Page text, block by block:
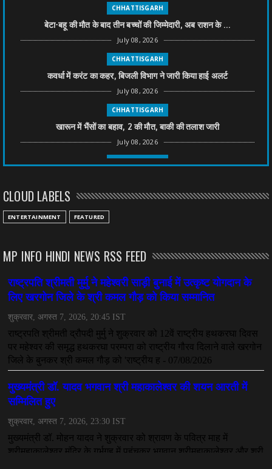
CHHATTISGARH
बेटा-बहू की मौत के बाद तीन बच्चों की जिम्मेदारी, अब राशन के ...
July 08, 2026
CHHATTISGARH
कवर्धा में करंट का कहर, बिजली विभाग ने जारी किया हाई अलर्ट
July 08, 2026
CHHATTISGARH
खारून में भैंसों का बहाव, 2 की मौत, बाकी की तलाश जारी
July 08, 2026
CHHATTISGARH
July 08, 2026
CHHATTISGARH
महादेव ऐप केस में बड़ा एक्शन, सौरभ चंद्राकर हिरासत में
July 08, 2026
CHHATTISGARH
तीजन बाई को याद करेगा छत्तीसगढ़ का लोक कला जगत
July 07, 2026
CLOUD LABELS
ENTERTAINMENT FEATURED
MP INFO HINDI NEWS RSS FEED